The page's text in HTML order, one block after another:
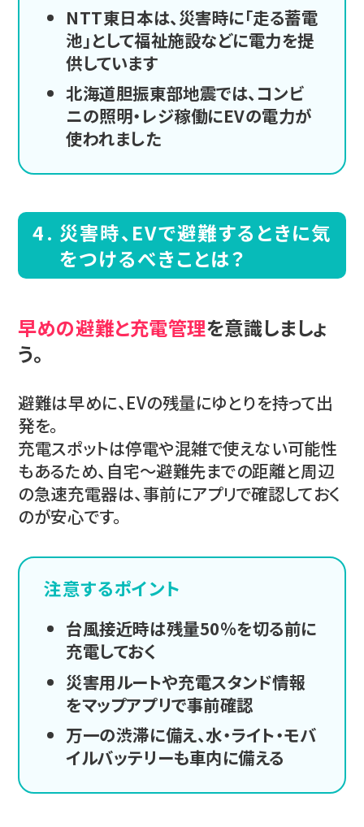
NTT東日本は、災害時に「走る蓄電
池」として福祉施設などに電力を提
供しています
北海道胆振東部地震では、コンビ
ニの照明・レジ稼働にEVの電力が
使われました
災害時、EVで避難するときに気
をつけるべきことは？
早めの避難と充電管理を意識しましょ
う。
避難は早めに、EVの残量にゆとりを持って出
発を。
充電スポットは停電や混雑で使えない可能性
もあるため、自宅〜避難先までの距離と周辺
の急速充電器は、事前にアプリで確認しておく
のが安心です。
注意するポイント
台風接近時は残量50％を切る前に
充電しておく
災害用ルートや充電スタンド情報
をマップアプリで事前確認
万一の渋滞に備え、水・ライト・モバ
イルバッテリーも車内に備える